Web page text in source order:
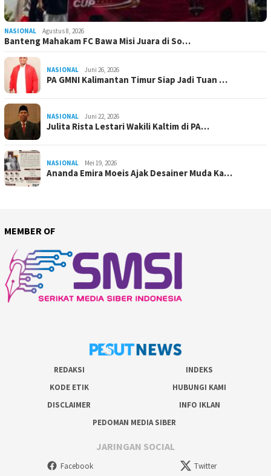
NASIONAL Agustus 8, 2026
Banteng Mahakam FC Bawa Misi Juara di So…
NASIONAL Juni 26, 2026
PA GMNI Kalimantan Timur Siap Jadi Tuan …
NASIONAL Juni 22, 2026
Julita Rista Lestari Wakili Kaltim di PA…
NASIONAL Mei 19, 2026
Ananda Emira Moeis Ajak Desainer Muda Ka…
MEMBER OF
REDAKSI
INDEKS
KODE ETIK
HUBUNGI KAMI
DISCLAIMER
INFO IKLAN
PEDOMAN MEDIA SIBER
JARINGAN SOCIAL
Facebook Twitter